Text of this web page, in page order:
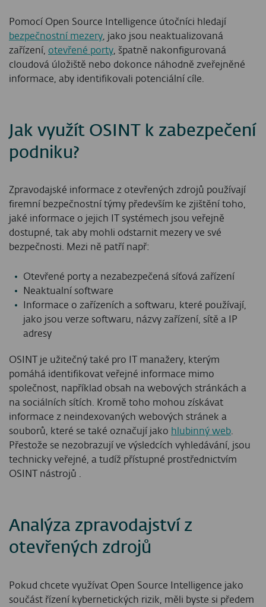
Pomocí Open Source Intelligence útočníci hledají
bezpečnostní mezery, jako jsou neaktualizovaná
zařízení, otevřené porty, špatně nakonfigurovaná
cloudová úložiště nebo dokonce náhodně zveřejněné
informace, aby identifikovali potenciální cíle.
Jak využít OSINT k zabezpečení
podniku?
Zpravodajské informace z otevřených zdrojů používají
firemní bezpečnostní týmy především ke zjištění toho,
jaké informace o jejich IT systémech jsou veřejně
dostupné, tak aby mohli odstarnit mezery ve své
bezpečnosti. Mezi ně patří např:
Otevřené porty a nezabezpečená síťová zařízení
Neaktualní software
Informace o zařízeních a softwaru, které používají,
jako jsou verze softwaru, názvy zařízení, sítě a IP
adresy
OSINT je užitečný také pro IT manažery, kterým
pomáhá identifikovat veřejné informace mimo
společnost, například obsah na webových stránkách a
na sociálních sítích. Kromě toho mohou získávat
informace z neindexovaných webových stránek a
souborů, které se také označují jako hlubinný web.
Přestože se nezobrazují ve výsledcích vyhledávání, jsou
technicky veřejné, a tudíž přístupné prostřednictvím
OSINT nástrojů .
Analýza zpravodajství z
otevřených zdrojů
Pokud chcete využívat Open Source Intelligence jako
součást řízení kybernetických rizik, měli byste si předem